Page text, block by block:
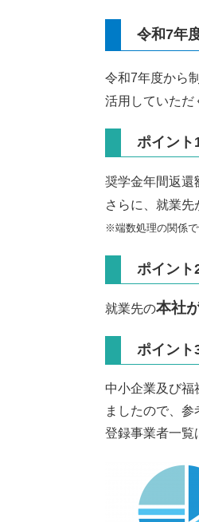
令和7年
令和7年度から
活用していただ
ポイント
奨学金年間返還
さらに、就業先
​※端数処理の関係で
ポイント
​就業先の本社
ポイント
中小企業及び福
ましたので、参
登録事業者一覧